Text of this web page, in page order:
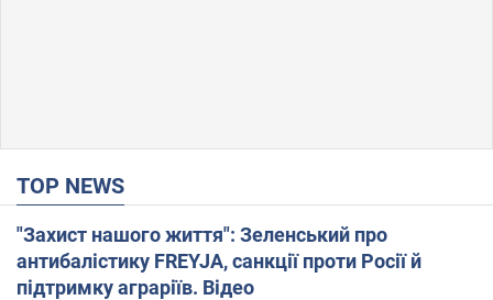
TOP NEWS
"Захист нашого життя": Зеленський про
антибалістику FREYJA, санкції проти Росії й
підтримку аграріїв. Відео